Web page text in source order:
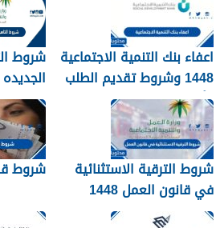
اعفاء بنك التنمية الاجتماعية
1448 وشروط تقديم الطلب
وأهم الأوراق والمستندات
شروط
الجديده 1448
شروط الترقية الاستثنائية
في قانون العمل 1448
شروط